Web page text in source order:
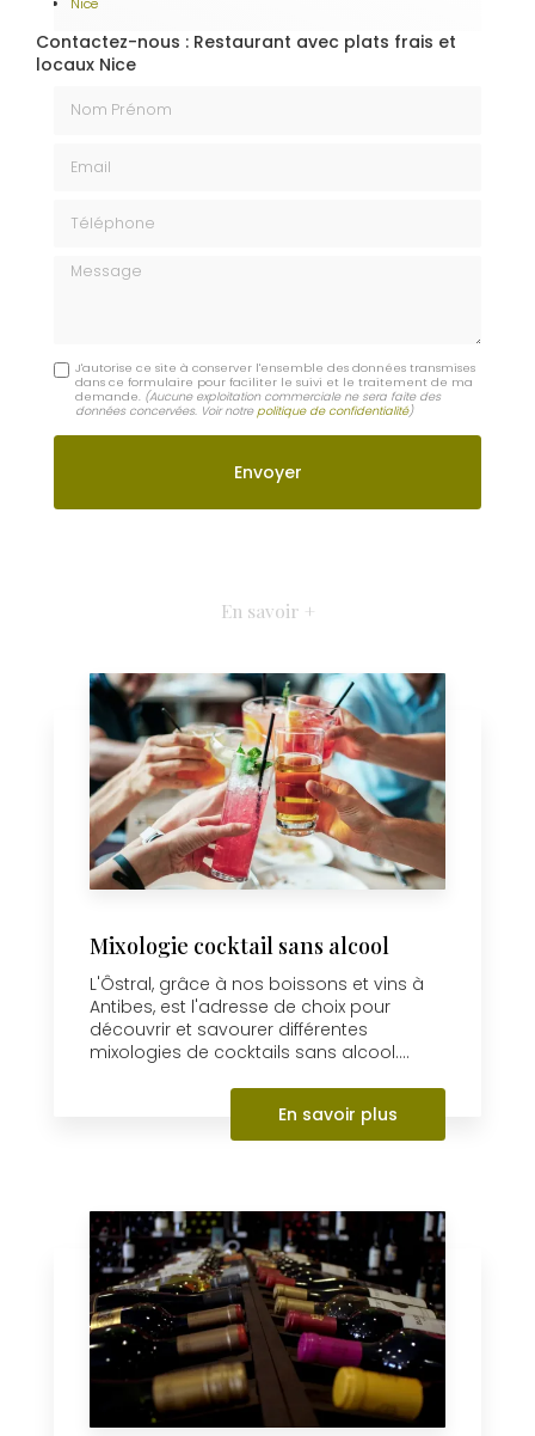
Contactez-nous : Restaurant avec plats frais et
locaux Nice
Message
J'autorise ce site à conserver l'ensemble des données transmises
dans ce formulaire pour faciliter le suivi et le traitement de ma
demande. (Aucune exploitation commerciale ne sera faite des
données concervées. Voir notrepolitique de confidentialité)
En savoir +
Mixologie cocktail sans alcool
L'Ôstral, grâce à nos boissons et vins à
Antibes, est l'adresse de choix pour
découvrir et savourer différentes
mixologies de cocktails sans alcool....
En savoir plus